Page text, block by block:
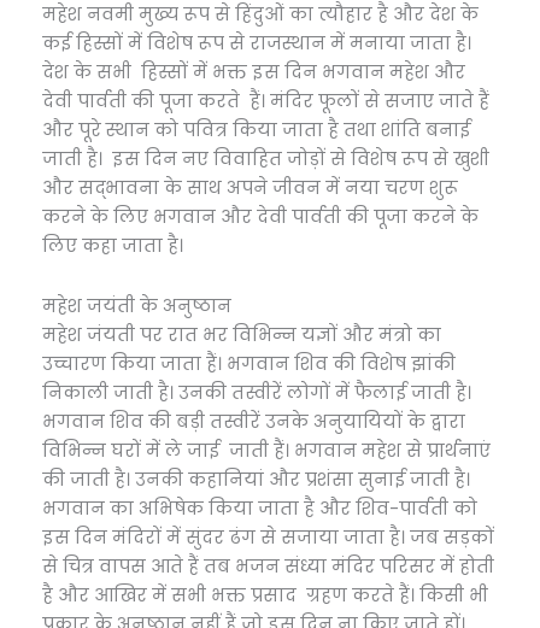
महेश नवमी मुख्य रूप से हिंदुओं का त्यौहार है और देश के
कई हिस्सों में विशेष रूप से राजस्थान में मनाया जाता है।
देश के सभी हिस्सों में भक्त इस दिन भगवान महेश और
देवी पार्वती की पूजा करते हैं। मंदिर फूलों से सजाए जाते हैं
और पूरे स्थान को पवित्र किया जाता है तथा शांति बनाई
जाती है। इस दिन नए विवाहित जोड़ों से विशेष रूप से खुशी
और सद्भावना के साथ अपने जीवन में नया चरण शुरू
करने के लिए भगवान और देवी पार्वती की पूजा करने के
लिए कहा जाता है।
महेश जयंती के अनुष्ठान
महेश जंयती पर रात भर विभिन्न यज्ञों और मंत्रो का
उच्चारण किया जाता हैं। भगवान शिव की विशेष झांकी
निकाली जाती है। उनकी तस्वीरें लोगों में फैलाई जाती है।
भगवान शिव की बड़ी तस्वीरें उनके अनुयायियों के द्वारा
विभिन्न घरों में ले जाई जाती हैं। भगवान महेश से प्रार्थनाएं
की जाती है। उनकी कहानियां और प्रशंसा सुनाई जाती है।
भगवान का अभिषेक किया जाता है और शिव-पार्वती को
इस दिन मंदिरों में सुंदर ढंग से सजाया जाता है। जब सड़कों
से चित्र वापस आते हैं तब भजन संध्या मंदिर परिसर में होती
है और आखिर में सभी भक्त प्रसाद ग्रहण करते हैं। किसी भी